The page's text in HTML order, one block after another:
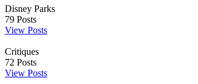
Disney Parks
79 Posts
View Posts
Critiques
72 Posts
View Posts